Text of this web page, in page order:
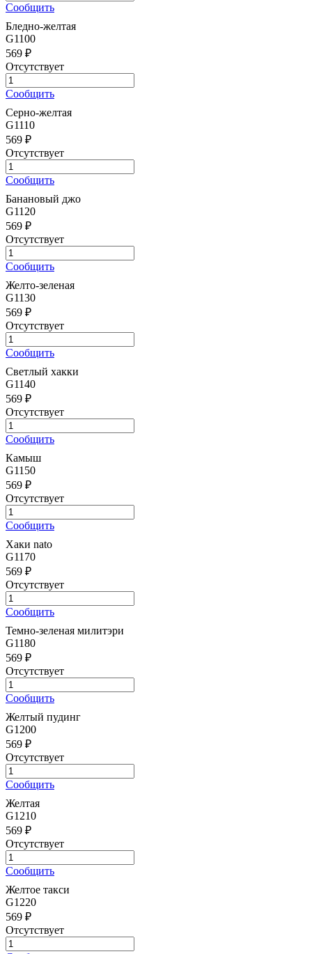
Сообщить
Бледно-желтая
G1100
569 ₽
Отсутствует
Сообщить
Серно-желтая
G1110
569 ₽
Отсутствует
Сообщить
Банановый джо
G1120
569 ₽
Отсутствует
Сообщить
Желто-зеленая
G1130
569 ₽
Отсутствует
Сообщить
Светлый хакки
G1140
569 ₽
Отсутствует
Сообщить
Камыш
G1150
569 ₽
Отсутствует
Сообщить
Хаки nato
G1170
569 ₽
Отсутствует
Сообщить
Темно-зеленая милитэри
G1180
569 ₽
Отсутствует
Сообщить
Желтый пудинг
G1200
569 ₽
Отсутствует
Сообщить
Желтая
G1210
569 ₽
Отсутствует
Сообщить
Желтое такси
G1220
569 ₽
Отсутствует